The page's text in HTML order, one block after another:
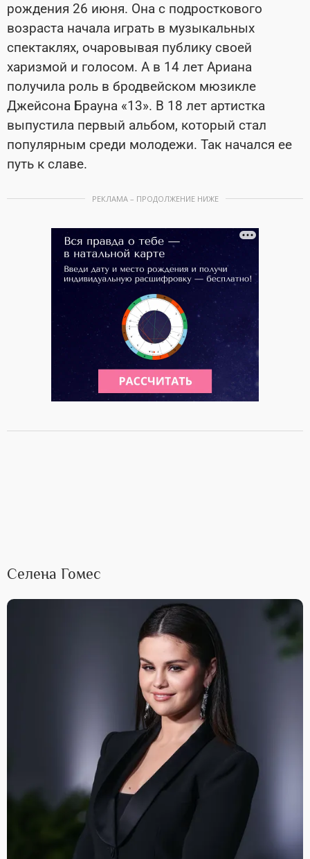
рождения 26 июня. Она с подросткового
возраста начала играть в музыкальных
спектаклях, очаровывая публику своей
харизмой и голосом. А в 14 лет Ариана
получила роль в бродвейском мюзикле
Джейсона Брауна «13». В 18 лет артистка
выпустила первый альбом, который стал
популярным среди молодежи. Так начался ее
путь к славе.
РЕКЛАМА – ПРОДОЛЖЕНИЕ НИЖЕ
Селена Гомес